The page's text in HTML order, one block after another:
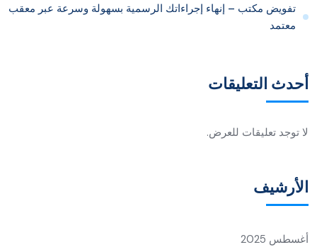
تفويض مكتب – إنهاء إجراءاتك الرسمية بسهولة وسرعة عبر معقب
معتمد
أحدث التعليقات
لا توجد تعليقات للعرض.
الأرشيف
أغسطس 2025